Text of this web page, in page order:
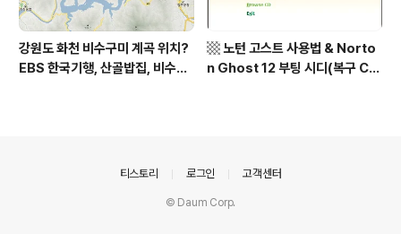
강원도 화천 비수구미 계곡 위치?
EBS 한국기행, 산골밥집, 비수구
▩ 노턴 고스트 사용법 & Norto
n Ghost 12 부팅 시디(복구 C
티스토리 로그인 고객센터
© Daum Corp.